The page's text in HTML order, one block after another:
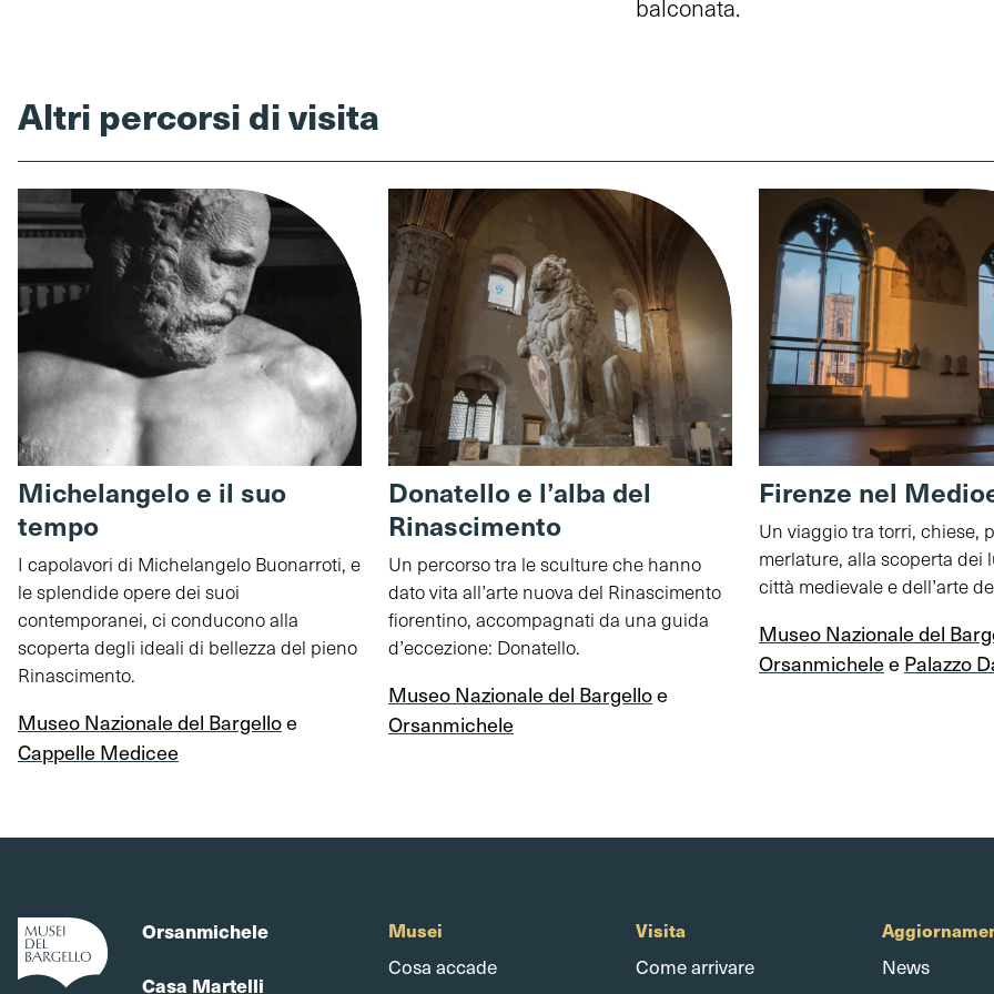
balconata.
Altri percorsi di visita
Michelangelo e il suo
tempo
I capolavori di Michelangelo Buonarroti, e
le splendide opere dei suoi
contemporanei, ci conducono alla
scoperta degli ideali di bellezza del pieno
Rinascimento.
Museo Nazionale del Bargelloe
Cappelle Medicee
Donatello e l’alba del
Rinascimento
Un percorso tra le sculture che hanno
dato vita all’arte nuova del Rinascimento
fiorentino, accompagnati da una guida
d’eccezione: Donatello.
Museo Nazionale del Bargelloe
Orsanmichele
Firenze nel
Un viaggio tra torri, chiese,
merlature, alla scoperta dei
città medievale e dell’arte
Museo Nazionale del
OrsanmicheleePalazzo
Orsanmichele
Casa Martelli
Musei
Cosa accade
Visita
Come arrivare
News